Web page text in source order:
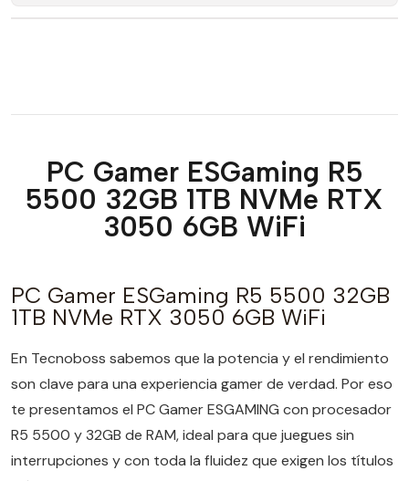
PC Gamer ESGaming R5
5500 32GB 1TB NVMe RTX
3050 6GB WiFi
PC Gamer ESGaming R5 5500 32GB
1TB NVMe RTX 3050 6GB WiFi
En Tecnoboss sabemos que la potencia y el rendimiento
son clave para una experiencia gamer de verdad. Por eso
te presentamos el PC Gamer ESGAMING con procesador
R5 5500 y 32GB de RAM, ideal para que juegues sin
interrupciones y con toda la fluidez que exigen los títulos